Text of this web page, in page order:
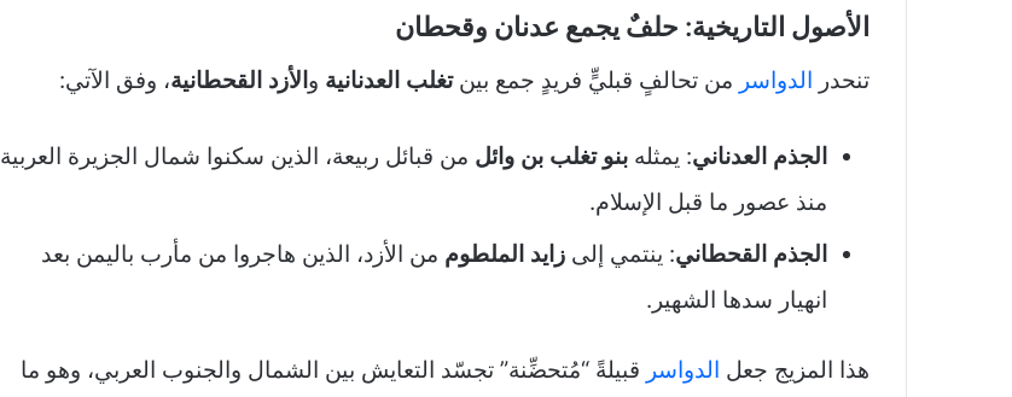
الأصول التاريخية: حلفٌ يجمع عدنان وقحطان
تنحدر الدواسر من تحالفٍ قبليٍّ فريدٍ جمع بينتغلب العدنانية و الأزد القحطانية، وفق الآتي:
الجذم العدناني: يمثله بنو تغلب بن وائل من قبائل ربيعة، الذين سكنوا شمال الجزيرة العربية
منذ عصور ما قبل الإسلام.
الجذم القحطاني: ينتمي إلى زايد الملطوم من الأزد، الذين هاجروا من مأرب باليمن بعد
انهيار سدها الشهير.
هذا المزيج جعل الدواسر قبيلةً “مُتحضِّنة” تجسّد التعايش بين الشمال والجنوب العربي، وهو ما